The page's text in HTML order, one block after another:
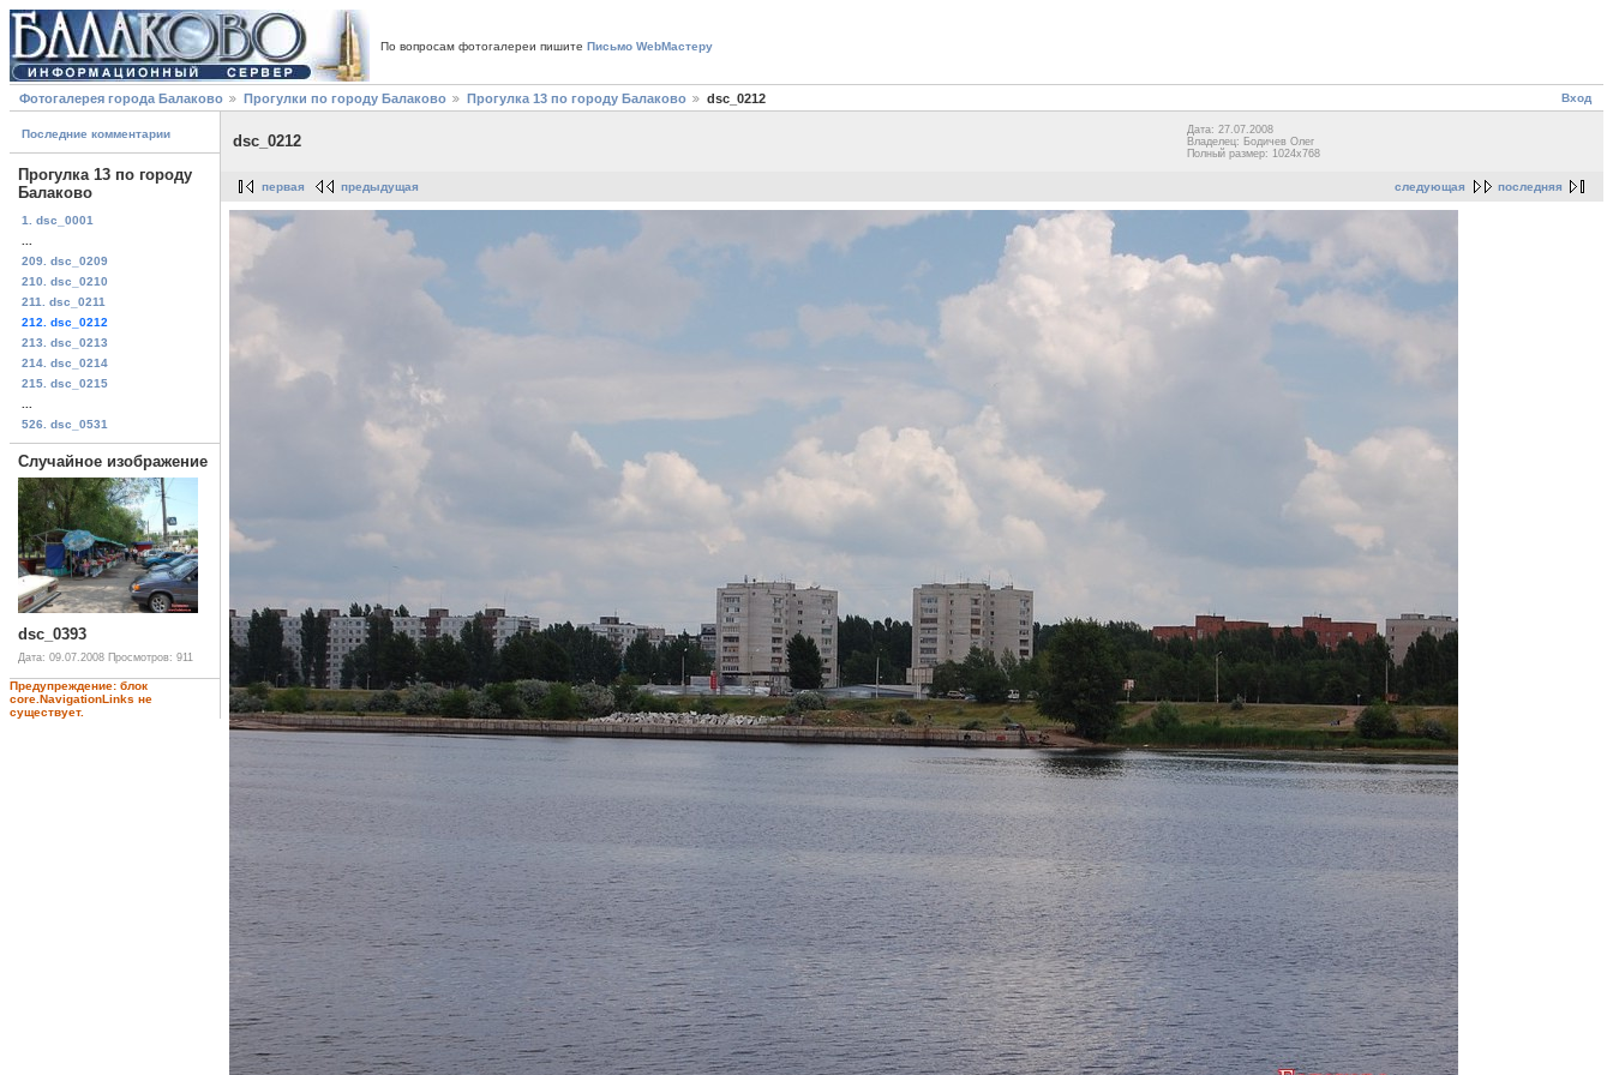
По вопросам фотогалереи пишите Письмо WebМастеру
Вход
Фотогалерея города Балаково Прогулки по городу Балаково Прогулка 13 по городу Балаково dsc_0212
Последние комментарии
Прогулка 13 по городу
Балаково
1. dsc_0001
209. dsc_0209
210. dsc_0210
211. dsc_0211
212. dsc_0212
213. dsc_0213
214. dsc_0214
215. dsc_0215
526. dsc_0531
Случайное изображение
dsc_0393
Дата: 09.07.2008 Просмотров: 911
Предупреждение: блок
core.NavigationLinks не
существует.
dsc_0212
Дата: 27.07.2008
Владелец: Бодичев Олег
Полный размер: 1024x768
следующая последняя
первая предыдущая